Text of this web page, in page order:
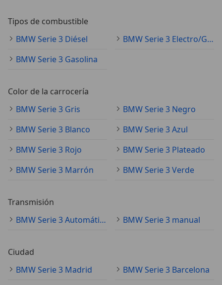
Tipos de combustible
BMW Serie 3 Diésel
BMW Serie 3 Electro/Gasolina
BMW Serie 3 Gasolina
Color de la carrocería
BMW Serie 3 Gris
BMW Serie 3 Negro
BMW Serie 3 Blanco
BMW Serie 3 Azul
BMW Serie 3 Rojo
BMW Serie 3 Plateado
BMW Serie 3 Marrón
BMW Serie 3 Verde
Transmisión
BMW Serie 3 Automático
BMW Serie 3 manual
Ciudad
BMW Serie 3 Madrid
BMW Serie 3 Barcelona